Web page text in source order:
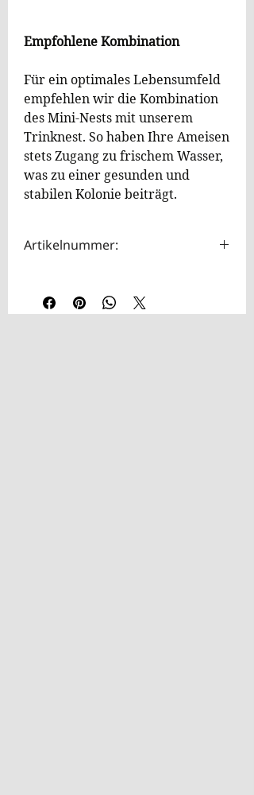
Empfohlene Kombination
Für ein optimales Lebensumfeld
empfehlen wir die Kombination
des Mini-Nests mit unserem
Trinknest. So haben Ihre Ameisen
stets Zugang zu frischem Wasser,
was zu einer gesunden und
stabilen Kolonie beiträgt.
Artikelnummer: